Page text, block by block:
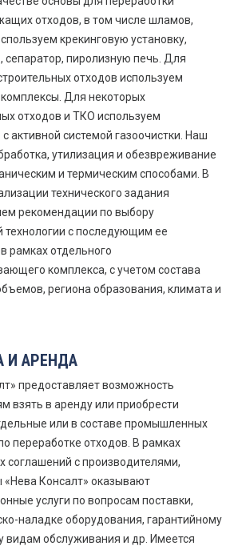
отходов, в том числе шламов,
крекинговую установку,
сепаратор, пиролизную печь. Для
отходов используем
Для некоторых
отходов и ТКО используем
активной системой газоочистки. Наш
утилизация и обезвреживание
и термическим способами. В
технического задания
рекомендации по выбору
технологии с последующим ее
рамках отдельного
комплекса, с учетом состава
региона образования, климата и
И АРЕНДА
предоставляет возможность
взять в аренду или приобрести
или в составе промышленных
переработке отходов. В рамках
соглашений с производителями,
«Нева Консалт» оказывают
услуги по вопросам поставки,
наладке оборудования, гарантийному
видам обслуживания и др. Имеется